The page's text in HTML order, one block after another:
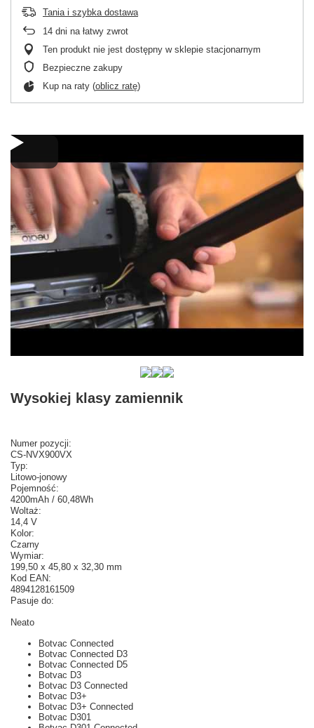
Tania i szybka dostawa
14 dni na łatwy zwrot
Ten produkt nie jest dostępny w sklepie stacjonarnym
Bezpieczne zakupy
Kup na raty (oblicz ratę)
Wysokiej klasy zamiennik
Numer pozycji:
CS-NVX900VX
Typ:
Litowo-jonowy
Pojemność:
4200mAh / 60,48Wh
Woltaż:
14,4 V
Kolor:
Czarny
Wymiar:
199,50 x 45,80 x 32,30 mm
Kod EAN:
4894128161509
Pasuje do:
Neato
Botvac Connected
Botvac Connected D3
Botvac Connected D5
Botvac D3
Botvac D3 Connected
Botvac D3+
Botvac D3+ Connected
Botvac D301